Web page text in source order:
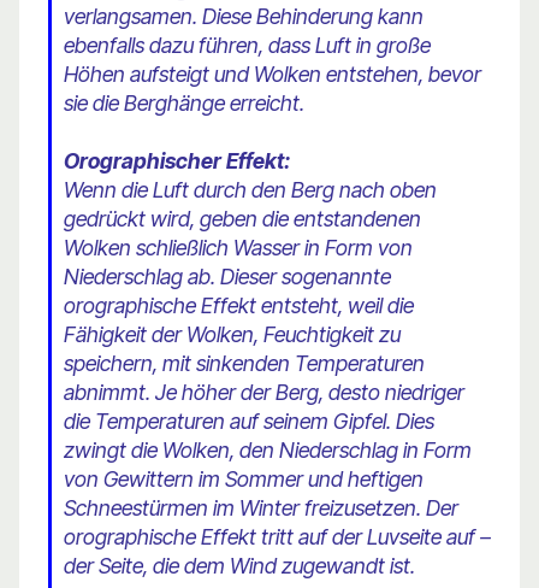
verlangsamen. Diese Behinderung kann
ebenfalls dazu führen, dass Luft in große
Höhen aufsteigt und Wolken entstehen, bevor
sie die Berghänge erreicht.
Orographischer Effekt:
Wenn die Luft durch den Berg nach oben
gedrückt wird, geben die entstandenen
Wolken schließlich Wasser in Form von
Niederschlag ab. Dieser sogenannte
orographische Effekt entsteht, weil die
Fähigkeit der Wolken, Feuchtigkeit zu
speichern, mit sinkenden Temperaturen
abnimmt. Je höher der Berg, desto niedriger
die Temperaturen auf seinem Gipfel. Dies
zwingt die Wolken, den Niederschlag in Form
von Gewittern im Sommer und heftigen
Schneestürmen im Winter freizusetzen. Der
orographische Effekt tritt auf der Luvseite auf –
der Seite, die dem Wind zugewandt ist.